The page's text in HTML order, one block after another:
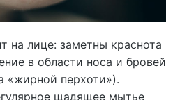
на лице: заметны краснота
в области носа и бровей
«жирной перхоти»).
щадящее мытье